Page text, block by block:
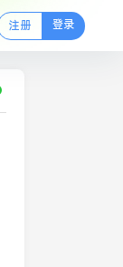
注册 登录